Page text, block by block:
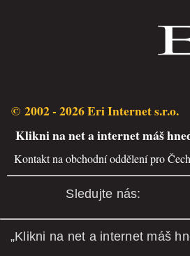
© 2002 - 2026 Eri Internet s.r.o.
Klikni na net a internet máš
Kontakt na obchodní oddělení pro
Sledujte nás:
„Klikni na net a internet máš